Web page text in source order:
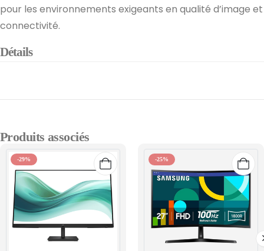
pour les environnements exigeants en qualité d’image et
connectivité.
Détails
Produits associés
-29% -25%